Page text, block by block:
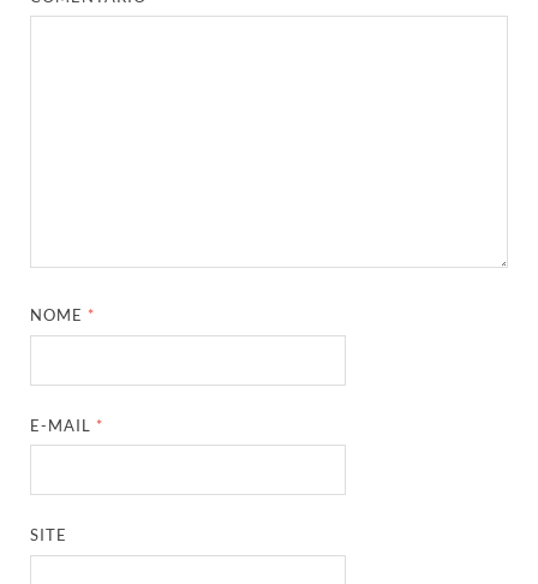
NOME *
E-MAIL *
SITE